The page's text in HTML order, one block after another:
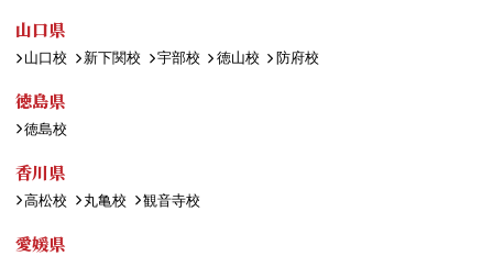
山口県
山口校 新下関校 宇部校 徳山校 防府校
徳島県
徳島校
香川県
高松校 丸亀校 観音寺校
愛媛県